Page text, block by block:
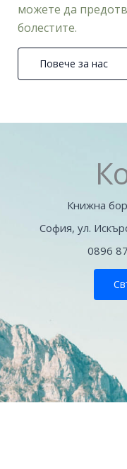
можете да
болестите.
Повече за нас
Книжна
София, ул.
0896